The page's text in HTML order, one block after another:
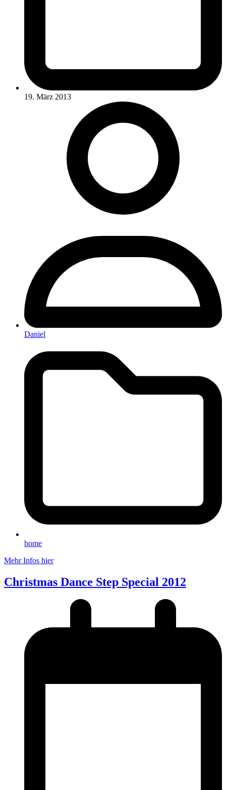
19. März 2013
Daniel
home
Mehr Infos hier
Christmas Dance Step Special 2012